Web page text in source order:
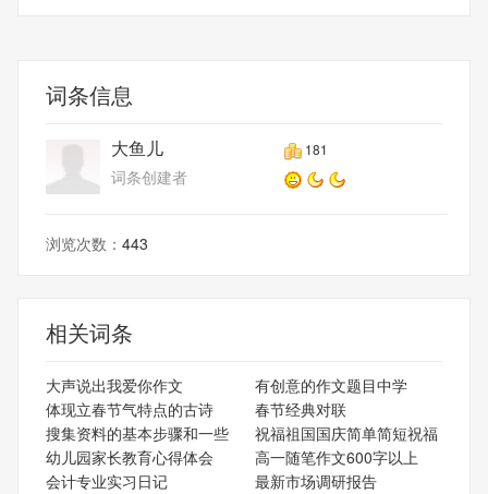
词条信息
大鱼儿 181
词条创建者
浏览次数： 443
相关词条
大声说出我爱你作文
有创意的作文题目中学
体现立春节气特点的古诗
春节经典对联
搜集资料的基本步骤和一些
祝福祖国国庆简单简短祝福
幼儿园家长教育心得体会
高一随笔作文600字以上
会计专业实习日记
最新市场调研报告